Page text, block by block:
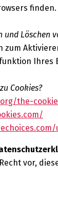
finden.
Löschen
zum
Ihres
Cookies?
the-
vor,